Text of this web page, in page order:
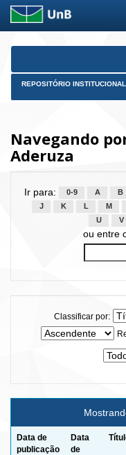
Skip
REPOSITÓRIO
Navegando
Aderuza
Ir para: 0-9 A B
J
K L M
U
V
ou entre
Classificar por:
Data de
publicação
Data
de